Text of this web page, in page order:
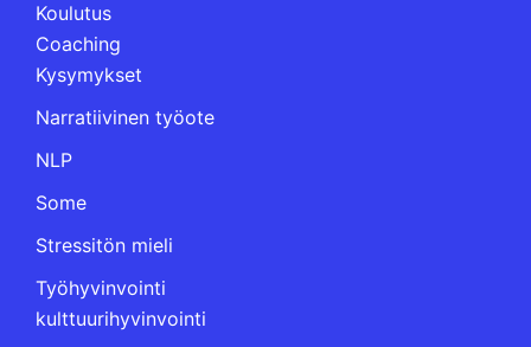
Koulutus
Coaching
Kysymykset
Narratiivinen työote
NLP
Some
Stressitön mieli
Työhyvinvointi
kulttuurihyvinvointi